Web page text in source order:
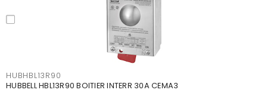
HUBHBL13R90
HUBBELL HBL13R90 BOITIER INTERR 30A CEMA3